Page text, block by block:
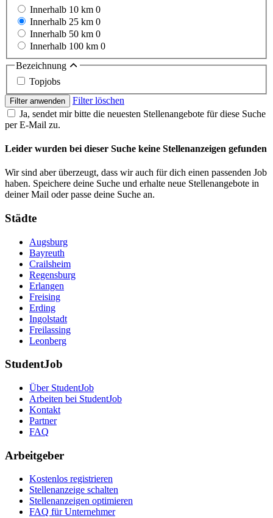
Innerhalb 10 km 0
Innerhalb 25 km 0
Innerhalb 50 km 0
Innerhalb 100 km 0
Bezeichnung
Topjobs
Filter anwenden
Filter löschen
Ja, sendet mir bitte die neuesten Stellenangebote für diese Suche
per E-Mail zu.
Leider wurden bei dieser Suche keine Stellenanzeigen gefunden
Wir sind aber überzeugt, dass wir auch für dich einen passenden Job
haben. Speichere deine Suche und erhalte neue Stellenangebote in
deiner Mail oder passe deine Suche an.
Städte
Augsburg
Bayreuth
Crailsheim
Regensburg
Erlangen
Freising
Erding
Ingolstadt
Freilassing
Leonberg
StudentJob
Über StudentJob
Arbeiten bei StudentJob
Kontakt
Partner
FAQ
Arbeitgeber
Kostenlos registrieren
Stellenanzeige schalten
Stellenanzeigen optimieren
FAQ für Unternehmer